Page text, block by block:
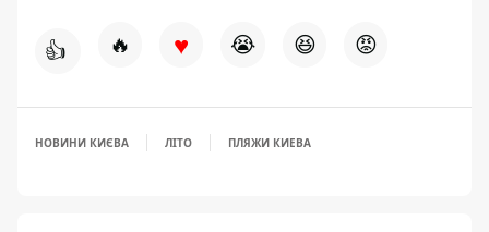
👍 🔥 ♥ 😭 😆 😡
НОВИНИ КИЄВА ЛІТО ПЛЯЖИ КИЕВА